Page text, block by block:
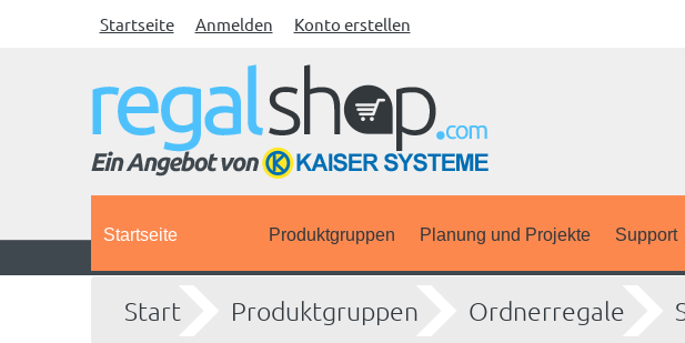
Startseite Anmelden Konto erstellen
Startseite Produktgruppen Planung und Projekte Support
Start Produktgruppen Ordnerregale